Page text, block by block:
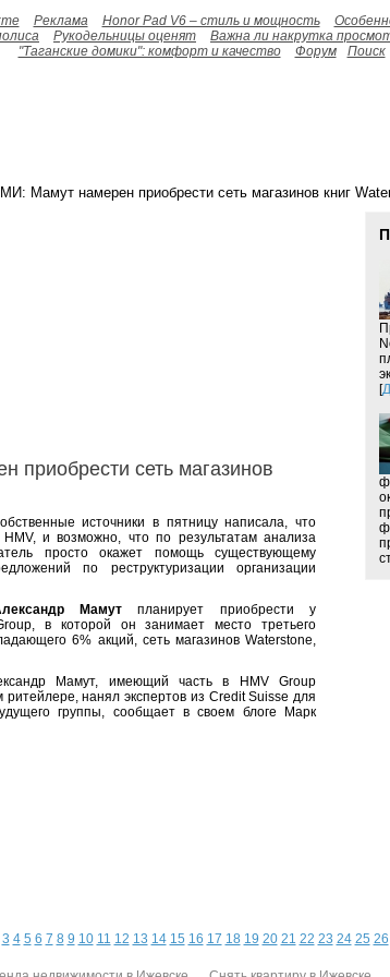
Реклама Honor Pad V6 – стиль и мощность
Рукодельницы оценят Важна ли накрутка
"Таганские домики": комфорт и качество
Форум Поиск
Мамут намерен приобрести сеть магазинов книг
приобрести сеть магазинов
источники в пятницу написала, что
и возможно, что по результатам анализа
просто окажет помощь существующему
по реструктуризации организации
Мамут планирует приобрести у
в которой он занимает место третьего
6% акций, сеть магазинов Waterstone,
Мамут, имеющий часть в HMV Group
нанял экспертов из Credit Suisse для
группы, сообщает в своем блоге Марк
[
3 4 5 6 7 8 9 10 11 12 13 14 15 16 17 18 19 20 21 22 23 24 25 26